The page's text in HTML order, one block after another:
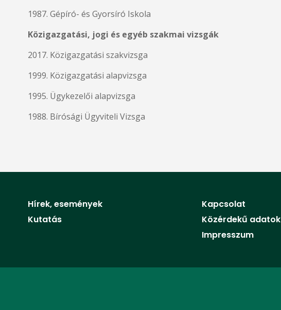
1987. Gépíró- és Gyorsíró Iskola
Közigazgatási, jogi és egyéb szakmai vizsgák
2017. Közigazgatási szakvizsga
1999. Közigazgatási alapvizsga
1995. Ügykezelői alapvizsga
1988. Bírósági Ügyviteli Vizsga
Hírek, események
Kutatás
Kapcsolat
Közérdekű adatok
Impresszum